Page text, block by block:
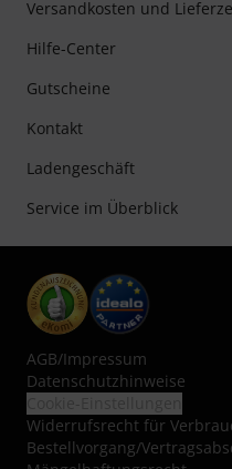
Versandkosten und
Hilfe-Center
Gutscheine
Kontakt
Ladengeschäft
Service im Überblick
AGB/Impressum
Datenschutzhinweise
Widerrufsrecht für
Bestellvorgang/